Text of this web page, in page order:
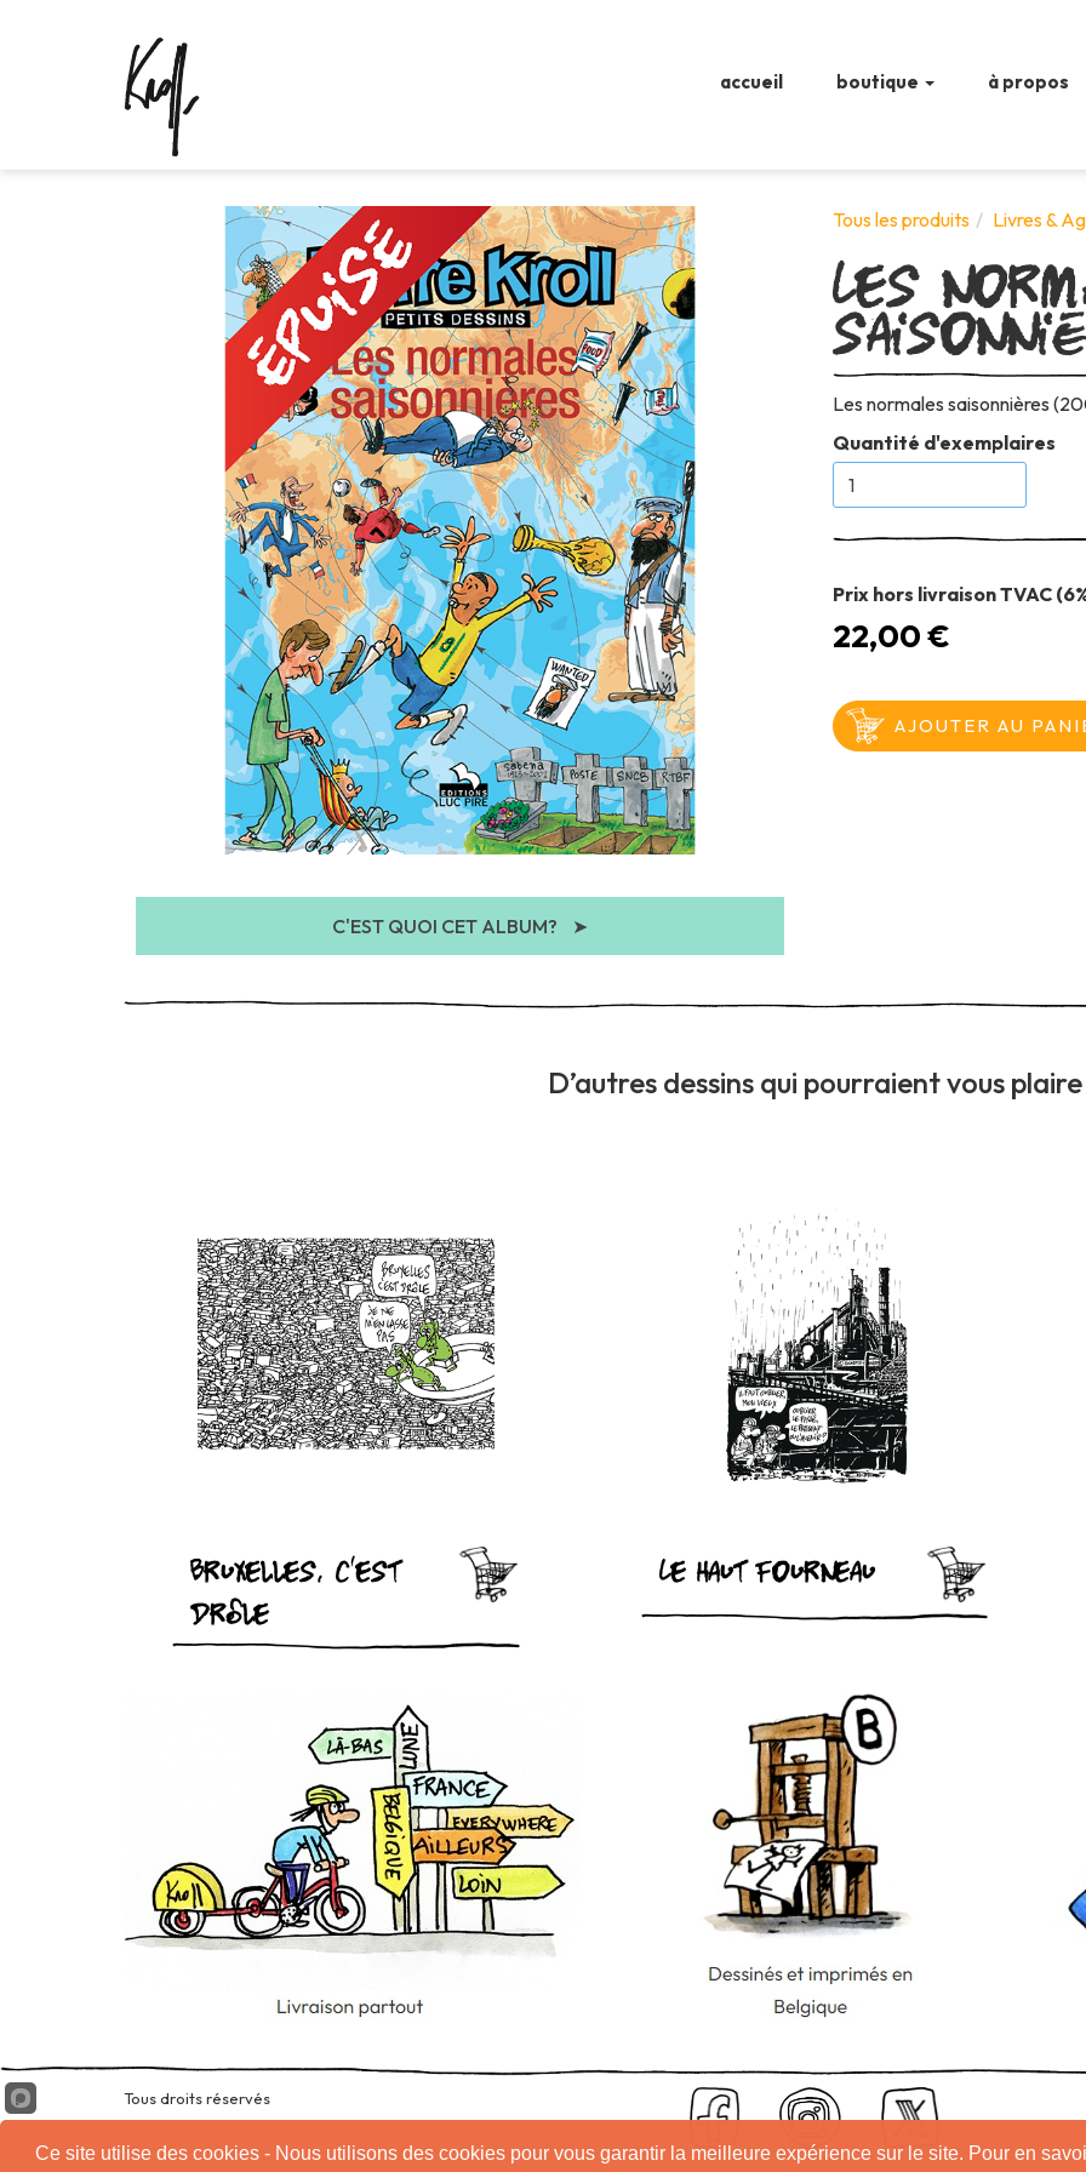
accueil boutique à propos
C'EST QUOI CET ALBUM? ➤
Tous les produits Livres &
Les
Les normales saisonnières
Quantité d'exemplaires
Prix hors livraison TVAC
22,00 €
D’autres dessins qui pourraient vous plaire
Bruxelles, c'est
drôle Le haut fourneau
Tous droits réservés
Ce site utilise des cookies - Nous utilisons des cookies pour vous garantir la meilleure expérience sur le site. Pour en